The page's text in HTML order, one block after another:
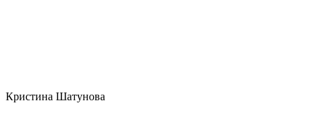
Кристина Шатунова